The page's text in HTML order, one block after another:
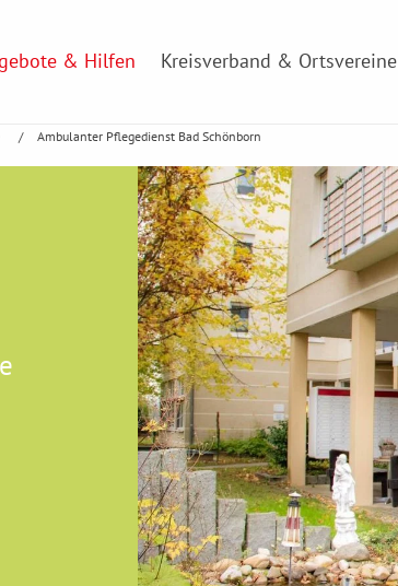
& Hilfen Kreisverband & Ortsvereine
Ambulanter Pflegedienst Bad Schönborn